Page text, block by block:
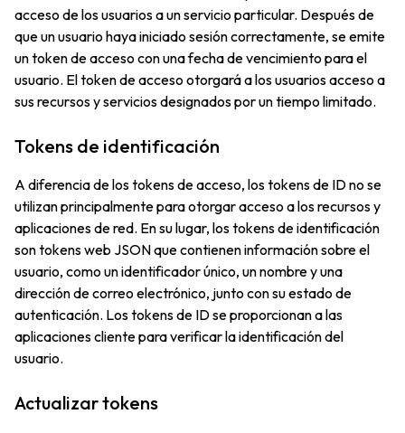
acceso de los usuarios a un servicio particular. Después de
que un usuario haya iniciado sesión correctamente, se emite
un token de acceso con una fecha de vencimiento para el
usuario. El token de acceso otorgará a los usuarios acceso a
sus recursos y servicios designados por un tiempo limitado.
Tokens de identificación
A diferencia de los tokens de acceso, los tokens de ID no se
utilizan principalmente para otorgar acceso a los recursos y
aplicaciones de red. En su lugar, los tokens de identificación
son tokens web JSON que contienen información sobre el
usuario, como un identificador único, un nombre y una
dirección de correo electrónico, junto con su estado de
autenticación. Los tokens de ID se proporcionan a las
aplicaciones cliente para verificar la identificación del
usuario.
Actualizar tokens